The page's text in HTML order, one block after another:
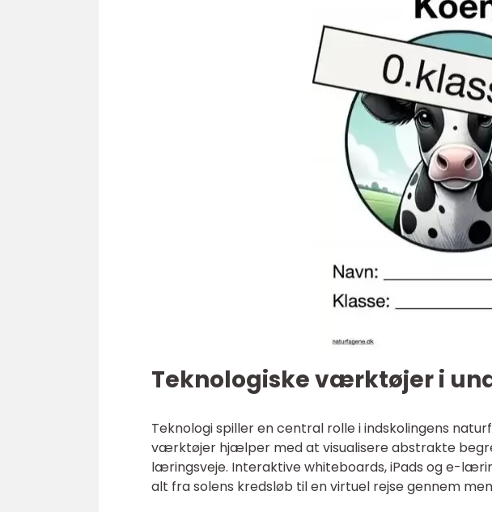
Teknologiske værktøjer i
Teknologi spiller en central rolle i indskolingens
værktøjer hjælper med at visualisere abstrakte
læringsveje. Interaktive whiteboards, iPads og e-
alt fra solens kredsløb til en virtuel rejse gennem